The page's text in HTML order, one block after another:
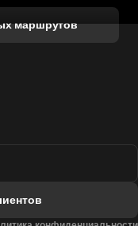
маршрутов